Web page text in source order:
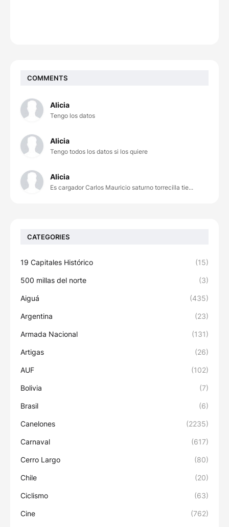
COMMENTS
Alicia
Tengo los datos
Alicia
Tengo todos los datos si los quiere
Alicia
Es cargador Carlos Mauricio saturno torrecilla tie...
CATEGORIES
19 Capitales Histórico (15)
500 millas del norte (3)
Aiguá (435)
Argentina (23)
Armada Nacional (131)
Artigas (26)
AUF (102)
Bolivia (7)
Brasil (6)
Canelones (2235)
Carnaval (617)
Cerro Largo (80)
Chile (20)
Ciclismo (63)
Cine (762)